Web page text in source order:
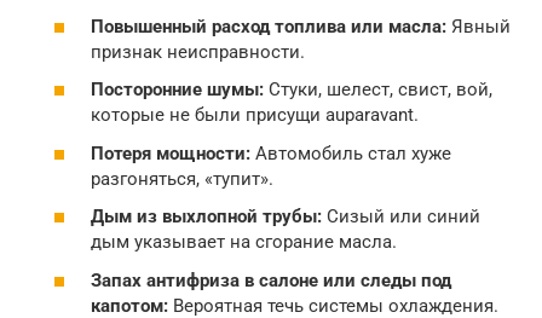
Повышенный расход топлива или масла: Явный
признак неисправности.
Посторонние шумы: Стуки, шелест, свист, вой,
которые не были присущи auparavant.
Потеря мощности: Автомобиль стал хуже
разгоняться, «тупит».
Дым из выхлопной трубы: Сизый или синий
дым указывает на сгорание масла.
Запах антифриза в салоне или следы под
капотом: Вероятная течь системы охлаждения.